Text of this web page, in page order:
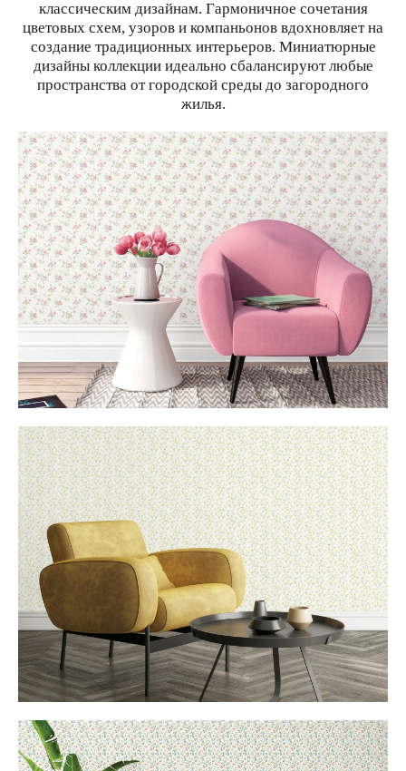
классическим дизайнам. Гармоничное сочетания
цветовых схем, узоров и компаньонов вдохновляет на
создание традиционных интерьеров. Миниатюрные
дизайны коллекции идеально сбалансируют любые
пространства от городской среды до загородного
жилья.